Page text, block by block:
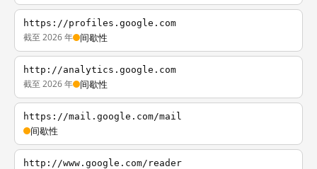
https://profiles.google.com
截至 2026 年 间歇性
http://analytics.google.com
截至 2026 年 间歇性
https://mail.google.com/mail
间歇性
http://www.google.com/reader